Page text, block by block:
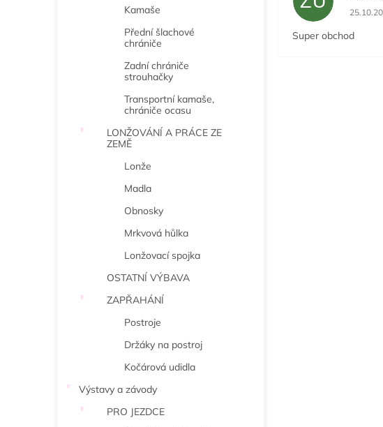
Kamaše
Přední šlachové
chrániče
Zadní chrániče
strouhačky
Transportní kamaše,
chrániče ocasu
LONŽOVÁNÍ A PRÁCE ZE
ZEMĚ
Lonže
Madla
Obnosky
Mrkvová hůlka
Lonžovací spojka
OSTATNÍ VÝBAVA
ZAPŘAHÁNÍ
Postroje
Držáky na postroj
Kočárová udidla
Výstavy a závody
PRO JEZDCE
Super obchod